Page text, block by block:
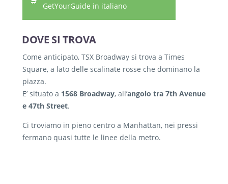
GetYourGuide in italiano
DOVE SI TROVA
Come anticipato, TSX Broadway si trova a Times
Square, a lato delle scalinate rosse che dominano la
piazza.
E’ situato a 1568 Broadway, all’angolo tra 7th Avenue
e 47th Street.
Ci troviamo in pieno centro a Manhattan, nei pressi
fermano quasi tutte le linee della metro.